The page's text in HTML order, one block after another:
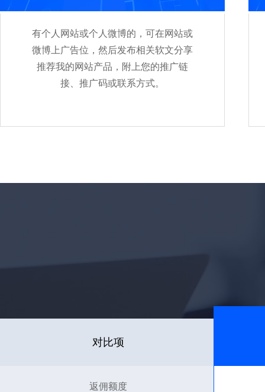
有个人网站或个人微博的，可在网站或
微博上广告位，然后发布相关软文分享
推荐我的网站产品，附上您的推广链
接、推广码或联系方式。
对比项
返佣额度